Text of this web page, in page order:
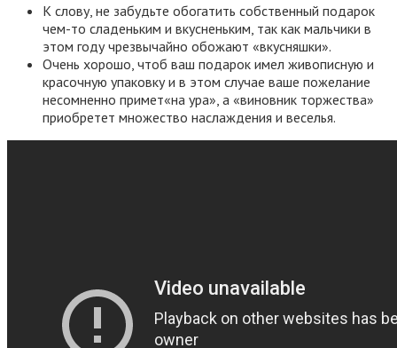
К слову, не забудьте обогатить собственный подарок
чем-то сладеньким и вкусненьким, так как мальчики в
этом году чрезвычайно обожают «вкусняшки».
Очень хорошо, чтоб ваш подарок имел живописную и
красочную упаковку и в этом случае ваше пожелание
несомненно примет«на ура», а «виновник торжества»
приобретет множество наслаждения и веселья.